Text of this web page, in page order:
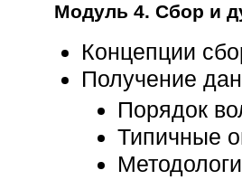
Модуль 4. Сбор и
Концепции
Получение
Порядок
Типичные